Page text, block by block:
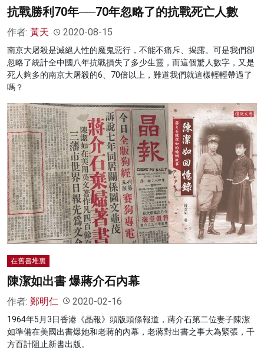
抗戰勝利70年──70年忽略了的抗戰死亡人數
作者: 黃天 2020-08-15
南京大屠殺是滅絕人性的魔鬼惡行，不能不痛斥、揭露。可是我們卻
忽略了統計全中國八年抗戰損失了多少生靈，而這個驚人數字，又是
死人夠多的南京大屠殺的6、70倍以上，難道我們就這樣輕輕帶過了
嗎？
在舊書堆裏
陳潔如出書 爆蔣介石內幕
作者: 鄭明仁 2020-02-16
1964年5月3日香港《晶報》頭版頭條報道，蔣介石第二位妻子陳潔
如準備在美國出書爆她和老蔣的內幕，老蔣對出書之事大為緊張，千
方百計阻止新書出版。